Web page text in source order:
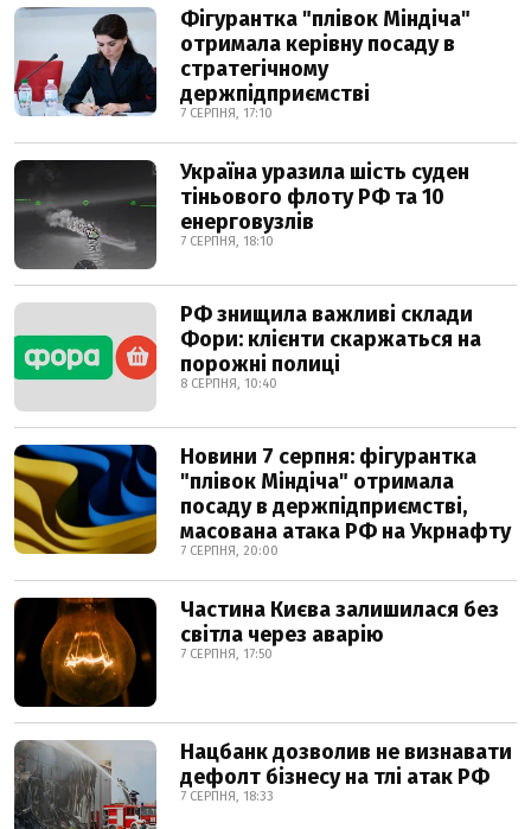
Фігурантка "плівок Міндіча"
отримала керівну посаду в
стратегічному
держпідприємстві
7 СЕРПНЯ, 17:10
Україна уразила шість суден
тіньового флоту РФ та 10
енерговузлів
7 СЕРПНЯ, 18:10
РФ знищила важливі склади
Фори: клієнти скаржаться на
порожні полиці
8 СЕРПНЯ, 10:40
Новини 7 серпня: фігурантка
"плівок Міндіча" отримала
посаду в держпідприємстві,
масована атака РФ на Укрнафту
7 СЕРПНЯ, 20:00
Частина Києва залишилася без
світла через аварію
7 СЕРПНЯ, 17:50
Нацбанк дозволив не визнавати
дефолт бізнесу на тлі атак РФ
7 СЕРПНЯ, 18:33